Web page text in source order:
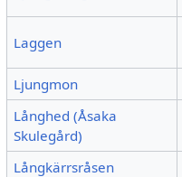
Laggen
Ljungmon
Långhed (Åsaka
Skulegård)
Långkärrsråsen